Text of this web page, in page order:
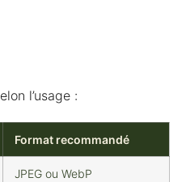
l’usage :
Format recommandé
JPEG ou WebP